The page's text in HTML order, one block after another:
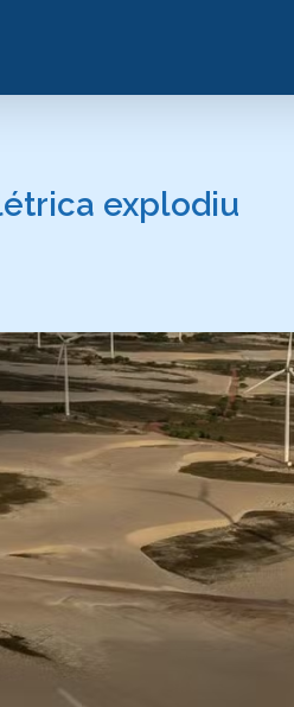
explodiu